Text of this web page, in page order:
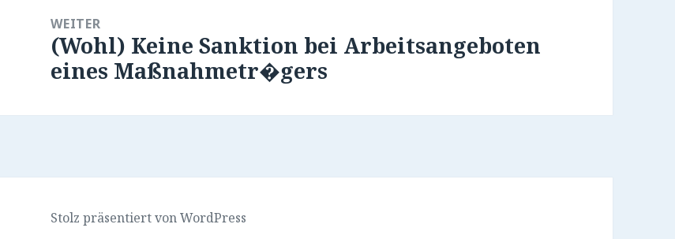
WEITER
Nächster
Beitrag:
(Wohl) Keine Sanktion bei Arbeitsangeboten
eines Maßnahmetr�gers
Stolz präsentiert von WordPress